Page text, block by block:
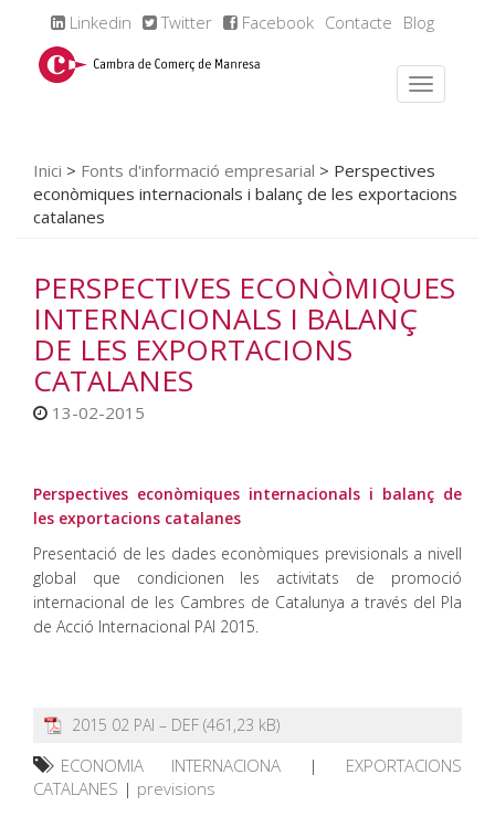
Linkedin Twitter Facebook Contacte Blog
Inici > Fonts d'informació empresarial > Perspectives
econòmiques internacionals i balanç de les exportacions
catalanes
PERSPECTIVES ECONÒMIQUES
INTERNACIONALS I BALANÇ
DE LES EXPORTACIONS
CATALANES
13-02-2015
Perspectives econòmiques internacionals i balanç de
les exportacions catalanes
Presentació de les dades econòmiques previsionals a nivell
global que condicionen les activitats de promoció
internacional de les Cambres de Catalunya a través del Pla
de Acció Internacional PAI 2015.
2015 02 PAI – DEF
ECONOMIA INTERNACIONA | EXPORTACIONS
CATALANES | previsions